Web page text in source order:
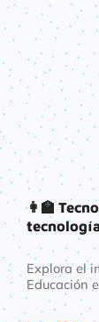
👩‍🏫
Explora el
Educación
tecnología
mejorando